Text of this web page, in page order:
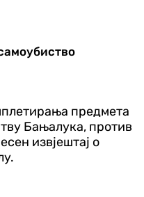
предмета
Бањалука, против
извјештај о